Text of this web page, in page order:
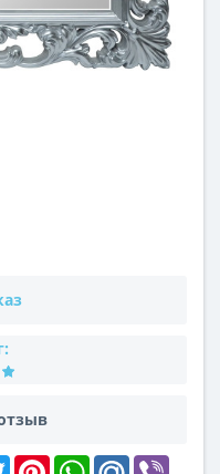
Twitter PinterestWhatsAppMail.Ru